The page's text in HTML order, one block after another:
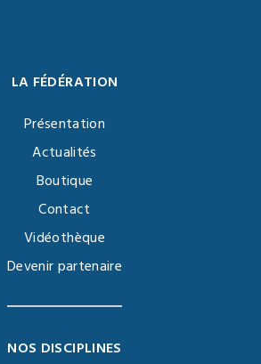
LA FÉDÉRATION
Présentation
Actualités
Boutique
Contact
Vidéothèque
Devenir partenaire
NOS DISCIPLINES